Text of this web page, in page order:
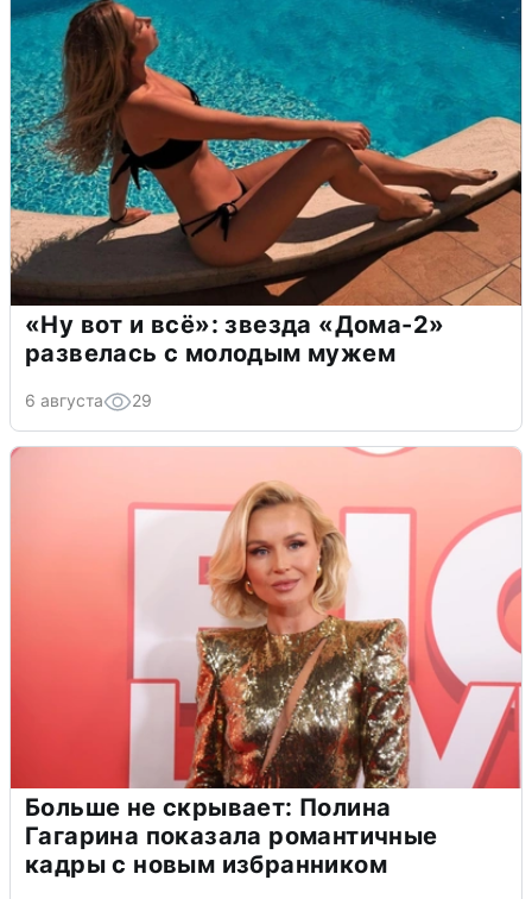
«Ну вот и всё»: звезда «Дома-2»
развелась с молодым мужем
6 августа 29
Больше не скрывает: Полина
Гагарина показала романтичные
кадры с новым избранником